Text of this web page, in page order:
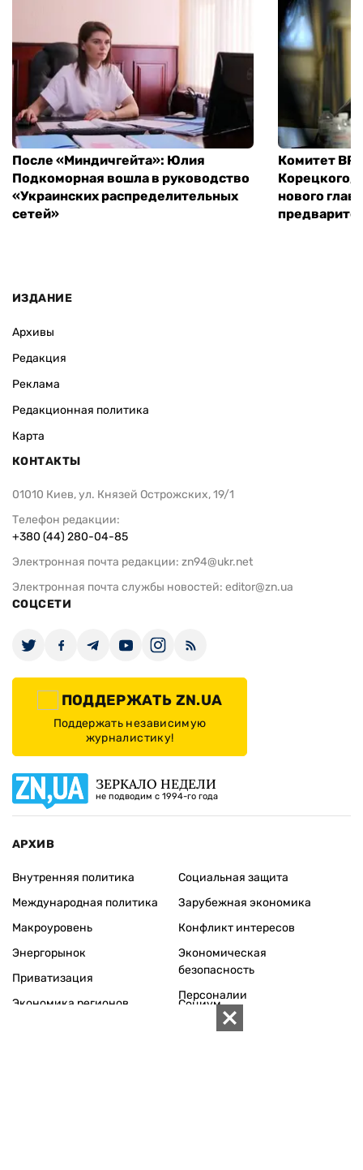
После «Миндичгейта»: Юлия
Подкоморная вошла в руководство
«Украинских распределительных
сетей»
Комитет ВР
Корецкого,
нового
ИЗДАНИЕ
Архивы
Редакция
Реклама
Редакционная политика
Карта
КОНТАКТЫ
01010 Киев, ул. Князей Острожских, 19/1
Телефон редакции:
+380 (44) 280-04-85
Электронная почта редакции: zn94@ukr.net
Электронная почта службы новостей: editor@zn.ua
СОЦСЕТИ
ПОДДЕРЖАТЬ ZN.UA
Поддержать независимую
журналистику!
ЗЕРКАЛО НЕДЕЛИ
не подводим с 1994-го года
АРХИВ
Внутренняя политика
Международная политика
Макроуровень
Энергорынок
Приватизация
Экономика регионов
Социальная защита
Зарубежная экономика
Конфликт интересов
Экономическая
безопасность
Персоналии
Социум
История